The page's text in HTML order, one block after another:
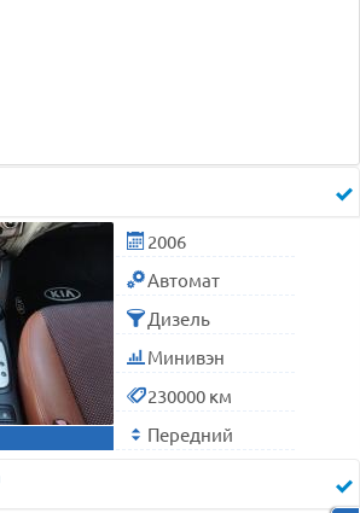
2006
Автомат
Дизель
Минивэн
230000 км
Передний